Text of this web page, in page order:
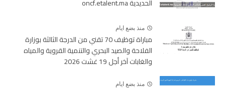
الحديدية oncf.etalent.ma
منذ بضع ايام
مباراة توظيف 70 تقني من الدرجة الثالثة بوزارة
الفلاحة والصيد البحري والتنمية القروية والمياه
والغابات آخر أجل 19 غشت 2026
منذ بضع ايام